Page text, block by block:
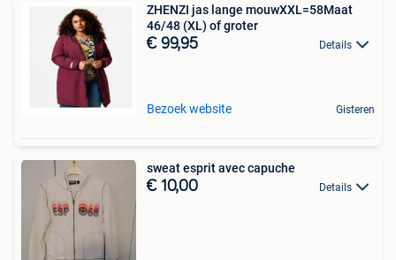
ZHENZI jas lange mouwXXL=58Maat
46/48 (XL) of groter
€ 99,95 Details
Bezoek website Gisteren
sweat esprit avec capuche
€ 10,00 Details